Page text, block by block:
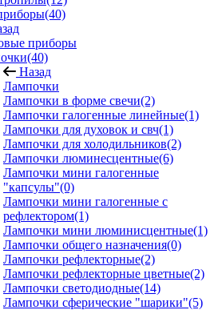
(40)
приборы
(40)
Назад
Лампочки
Лампочки в форме свечи(2)
Лампочки галогенные линейные(1)
Лампочки для духовок и свч(1)
Лампочки для холодильников(2)
Лампочки люминесцентные(6)
Лампочки мини галогенные
"капсулы"(0)
Лампочки мини галогенные с
рефлектором(1)
Лампочки мини люминисцентные(1)
Лампочки общего назначения(0)
Лампочки рефлекторные(2)
Лампочки рефлекторные цветные(2)
Лампочки светодиодные(14)
Лампочки сферические "шарики"(5)